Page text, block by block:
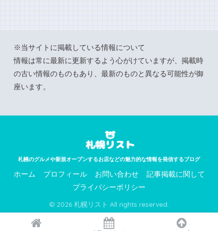
※当サイトに掲載している情報について
情報は常に最新に更新するよう心がけていますが、掲載時
の古い情報のものもあり、最新のものと異なる可能性が御
座います。
札幌のグルメや新規オープンするお店などの魅力的な情報を発信するブログ
ホーム プロフィール お問い合わせ
記事掲載に関して
プライバシーポリシー
© 2026 札幌リスト All rights reserved.